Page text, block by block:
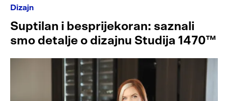
Dizajn
Suptilan i besprijekoran: saznali
smo detalje o dizajnu Studija 1470™